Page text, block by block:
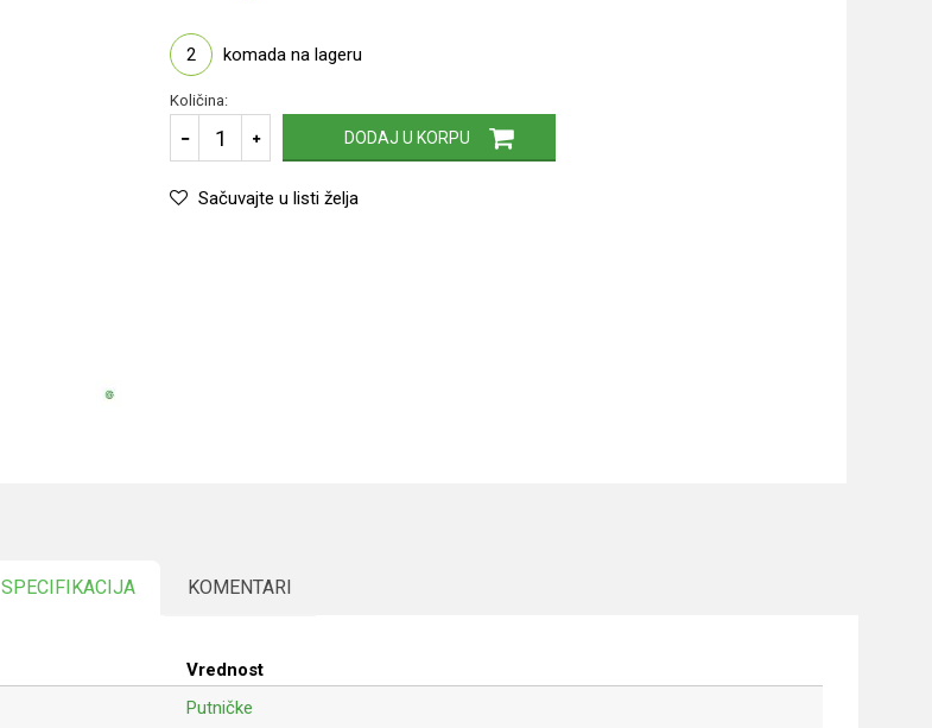
2 komada na lageru
Količina:
DODAJ U KORPU
Sačuvajte u listi želja
SPECIFIKACIJA KOMENTARI
Vrednost
Putničke